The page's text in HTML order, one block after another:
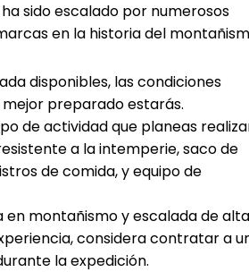
sido escalado por numerosos
en la historia del
disponibles, las condiciones
preparado estarás.
de actividad que planeas
a la intemperie, saco de
de comida, y equipo de
montañismo y escalada de alta
considera contratar a
la expedición.